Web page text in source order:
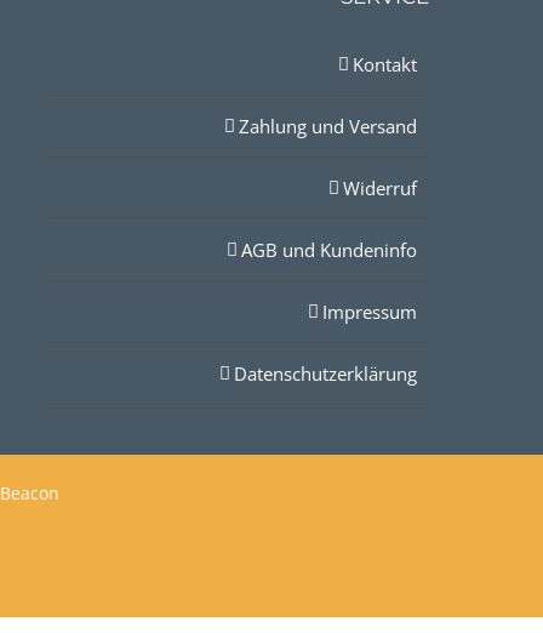
Kontakt
Zahlung und Versand
Widerruf
AGB und Kundeninfo
Impressum
Datenschutzerklärung